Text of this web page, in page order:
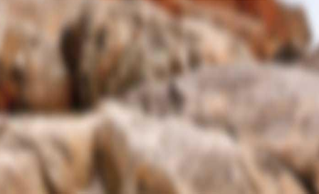
du
Canada